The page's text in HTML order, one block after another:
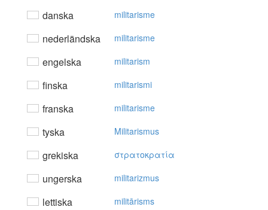
danska militarisme
nederländska militarisme
engelska militarism
finska militarismi
franska militarisme
tyska Militarismus
grekiska στρατoκρατία
ungerska militarizmus
lettiska militārisms